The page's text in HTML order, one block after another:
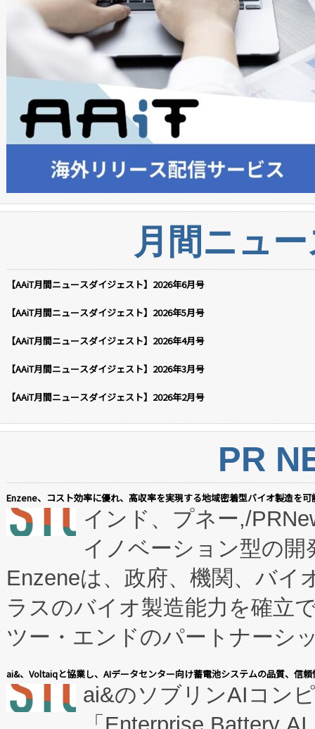
月間ニュ
【AAiT月間ニュースダイジェスト】2026年6月号
【AAiT月間ニュースダイジェスト】2026年5月号
【AAiT月間ニュースダイジェスト】2026年4月号
【AAiT月間ニュースダイジェスト】2026年3月号
【AAiT月間ニュースダイジェスト】2026年2月号
PR
Enzene、コスト効率に優れ、高収率を実現する地域密着型バイオ製造を
インド、プネー,/
イノベーション型の
Enzeneは、政府、機関、バイ
ラスのバイオ製造能力を確立
ツー・エンドのパートナーシ
表しました。 同社の実績ある
manufacturing™ (FCCM™) プ
ai&、Voltaiqと協業し、AIデータセンター向け蓄電池システムの品質、信
ai&のソブリンAIコン